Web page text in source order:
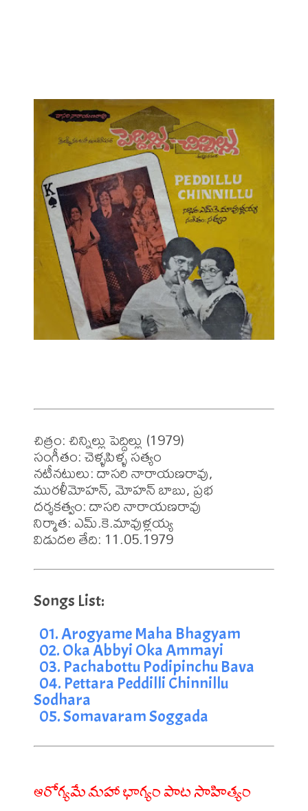
చిత్రం: చిన్నిల్లు పెద్దిల్లు (1979)
సంగీతం: చెళ్ళపిళ్ళ సత్యం
నటీనటులు: దాసరి నారాయణరావు,
మురళీమోహన్, మోహన్ బాబు, ప్రభ
దర్శకత్వం: దాసరి నారాయణరావు
నిర్మాత: ఎమ్.కె.మావుళ్లయ్య
విడుదల తేది: 11.05.1979
01. Arogyame Maha Bhagyam
02. Oka Abbyi Oka Ammayi
03. Pachabottu Podipinchu Bava
04. Pettara Peddilli Chinnillu
Sodhara
05. Somavaram Soggada
ఆరోగ్యమే మహా భాగ్యం పాట సాహిత్యం